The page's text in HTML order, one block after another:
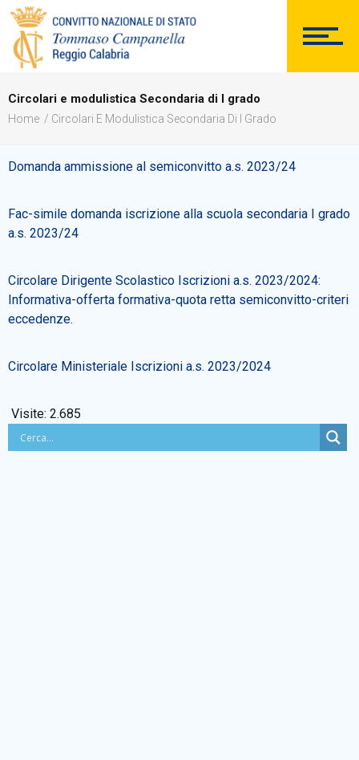
SEGRETERIA
DOCUMENTAZIONE
PERSONALE
Comunicazioni Esterne
Cerca
Circolari e modulistica Secondaria di I grado
Home Circolari E Modulistica Secondaria Di I Grado
Domanda ammissione al semiconvitto a.s. 2023/24
Fac-simile domanda iscrizione alla scuola secondaria I grado
a.s. 2023/24
Circolare Dirigente Scolastico Iscrizioni a.s. 2023/2024:
Informativa-offerta formativa-quota retta semiconvitto-criteri
eccedenze.
Circolare Ministeriale Iscrizioni a.s. 2023/2024
Visite: 2.685